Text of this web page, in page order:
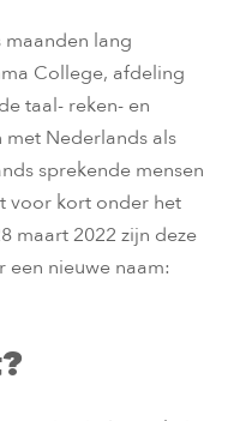
maanden lang
College, afdeling
taal- reken- en
met Nederlands als
sprekende mensen
voor kort onder het
maart 2022 zijn deze
nieuwe naam: